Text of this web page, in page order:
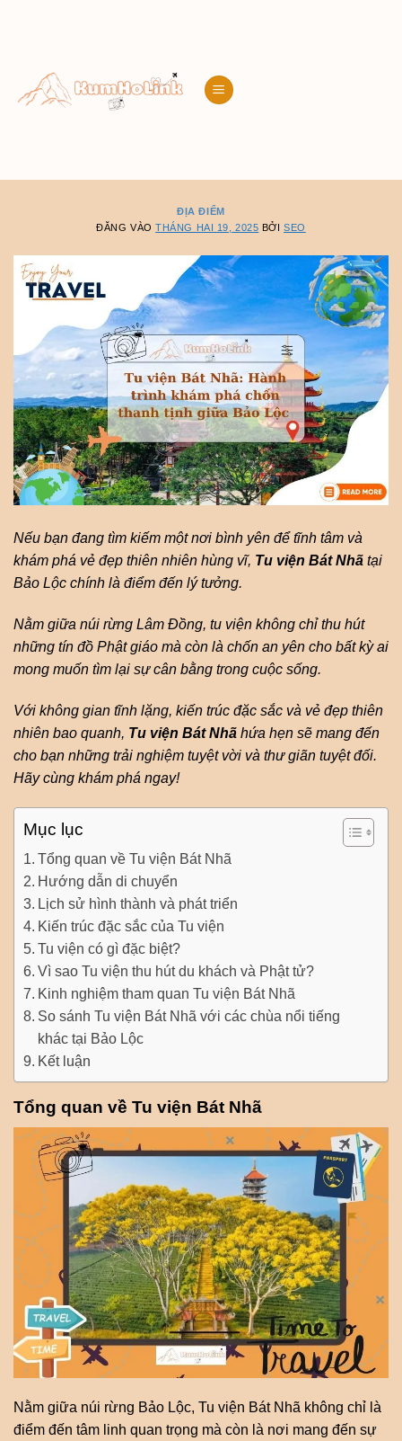
ĐỊA ĐIỂM
ĐĂNG VÀOTHÁNG HAI 19, 2025 BỞISEO
Nếu bạn đang tìm kiếm một nơi bình yên để tĩnh tâm và
khám phá vẻ đẹp thiên nhiên hùng vĩ, Tu viện Bát Nhã tại
Bảo Lộc chính là điểm đến lý tưởng.
Nằm giữa núi rừng Lâm Đồng, tu viện không chỉ thu hút
những tín đồ Phật giáo mà còn là chốn an yên cho bất kỳ ai
mong muốn tìm lại sự cân bằng trong cuộc sống.
Với không gian tĩnh lặng, kiến trúc đặc sắc và vẻ đẹp thiên
nhiên bao quanh, Tu viện Bát Nhã hứa hẹn sẽ mang đến
cho bạn những trải nghiệm tuyệt vời và thư giãn tuyệt đối.
Hãy cùng khám phá ngay!
Mục lục
Tổng quan về Tu viện Bát Nhã
Hướng dẫn di chuyển
Lịch sử hình thành và phát triển
Kiến trúc đặc sắc của Tu viện
Tu viện có gì đặc biệt?
Vì sao Tu viện thu hút du khách và Phật tử?
Kinh nghiệm tham quan Tu viện Bát Nhã
So sánh Tu viện Bát Nhã với các chùa nổi tiếng
khác tại Bảo Lộc
Kết luận
Tổng quan về Tu viện Bát Nhã
Nằm giữa núi rừng Bảo Lộc, Tu viện Bát Nhã không chỉ là
điểm đến tâm linh quan trọng mà còn là nơi mang đến sự